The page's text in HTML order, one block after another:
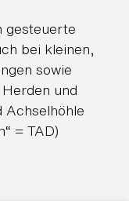
gesteuerte
bei kleinen,
sowie
und
Achselhöhle
= TAD)